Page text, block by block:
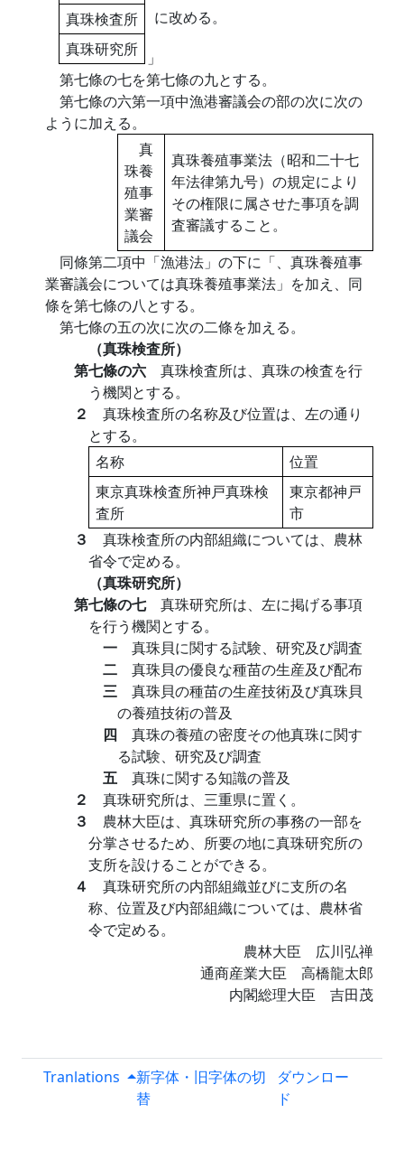
真珠検査所
真珠研究所
」
に改める。
第七條の七を第七條の九とする。
第七條の六第一項中漁港審議会の部の次に次の
ように加える。
真
珠養
殖事
業審
議会
真珠養殖事業法（昭和二十七
年法律第九号）の規定により
その権限に属させた事項を調
査審議すること。
同條第二項中「漁港法」の下に「、真珠養殖事
業審議会については真珠養殖事業法」を加え、同
條を第七條の八とする。
第七條の五の次に次の二條を加える。
（真珠検査所）
第七條の六 真珠検査所は、真珠の検査を行
う機関とする。
２ 真珠検査所の名称及び位置は、左の通り
とする。
名称
位置
東京真珠検査所神戸真珠検
査所
東京都神戸
市
３ 真珠検査所の内部組織については、農林
省令で定める。
（真珠研究所）
第七條の七 真珠研究所は、左に掲げる事項
を行う機関とする。
一 真珠貝に関する試験、研究及び調査
二 真珠貝の優良な種苗の生産及び配布
三 真珠貝の種苗の生産技術及び真珠貝
の養殖技術の普及
四 真珠の養殖の密度その他真珠に関す
る試験、研究及び調査
五 真珠に関する知識の普及
２ 真珠研究所は、三重県に置く。
３ 農林大臣は、真珠研究所の事務の一部を
分掌させるため、所要の地に真珠研究所の
支所を設けることができる。
４ 真珠研究所の内部組織並びに支所の名
称、位置及び内部組織については、農林省
令で定める。
農林大臣 広川弘禅
通商産業大臣 高橋龍太郎
内閣総理大臣 吉田茂
Tranlations
新字体・旧字体の切
替
ダウンロー
ド